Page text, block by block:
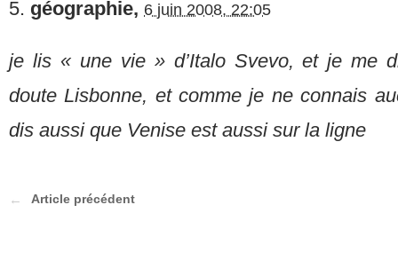
5. géographie, 6 juin 2008, 22:05
je lis « une vie » d’Italo Svevo, et je me
doute Lisbonne, et comme je ne connais
dis aussi que Venise est aussi sur la ligne
Article précédent